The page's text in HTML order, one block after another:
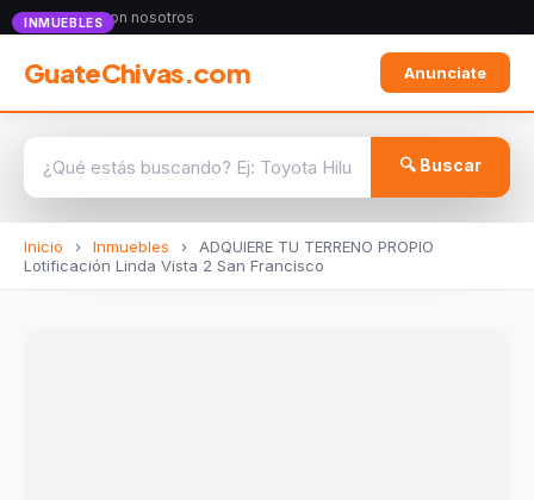
Anunciate con nosotros
GuateChivas.com Anunciate
🔍 Buscar
Inicio › Inmuebles ›
ADQUIERE TU TERRENO PROPIO
Lotificación Linda Vista 2 San Francisco
INMUEBLES